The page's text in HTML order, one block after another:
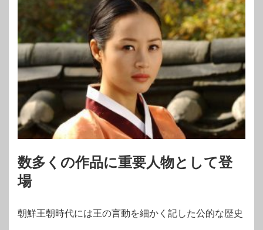
数多くの作品に重要人物として登
場
朝鮮王朝時代には王の言動を細かく記した公的な歴史